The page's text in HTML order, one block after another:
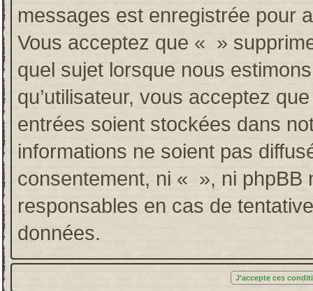
messages est enregistrée pour
Vous acceptez que « »
quel sujet lorsque nous
qu’utilisateur, vous acceptez
entrées soient stockées dans
informations ne soient pas
consentement, ni « », ni phpBB
responsables en cas de
données.